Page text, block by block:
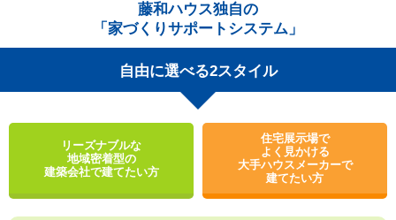
藤和ハウス独自の
「家づくりサポートシステム」
自由に選べる2スタイル
リーズナブルな
地域密着型の
建築会社で建てたい方
住宅展示場で
よく見かける
大手ハウスメーカーで
建てたい方